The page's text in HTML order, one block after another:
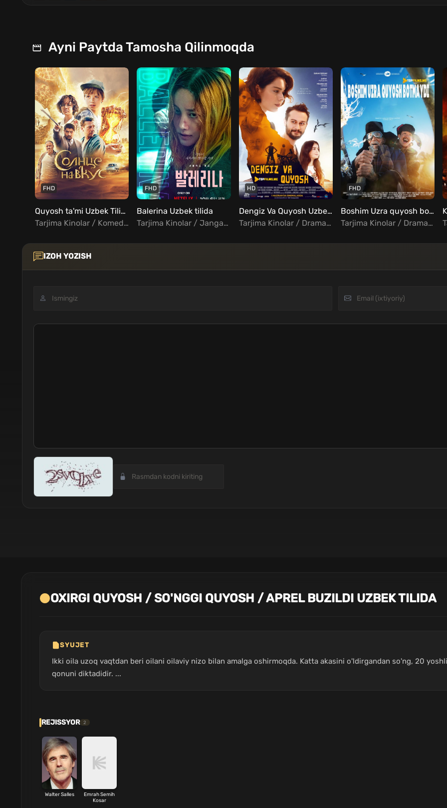
Ayni Paytda Tamosha Qilinmoqda
FHD
Quyosh ta'mi Uzbek Tilida
Tarjima Kinolar / Komediya / Oilaviy / Fentezi / Rus kinolar Uzbek Tilida
FHD
Balerina Uzbek tilida
Tarjima Kinolar / Jangari / Kriminal / Xorij Kinolar Uzbek Tilida
HD
Dengiz Va Quyosh Uzbek Tilida
Tarjima Kinolar / Drama / Turk Kinolar Uzbek Tilida
FHD
Boshim Uzra quyosh botmaydi Uzbek tilida
Tarjima Kinolar / Drama / Komediya / Rus kinolar Uzbek Tilida
IZOH YOZISH
OXIRGI QUYOSH / SO'NGGI QUYOSH / APREL BUZILDI UZBEK TILIDA
SYUJET
Ikki oila uzoq vaqtdan beri oilani oilaviy nizo bilan amalga oshirmoqda. Katta akasini o'ldirgandan so'ng, 20
qonuni diktadidir. ...
REJISSYOR 2
Walter Salles
Emrah Semih
Kosar